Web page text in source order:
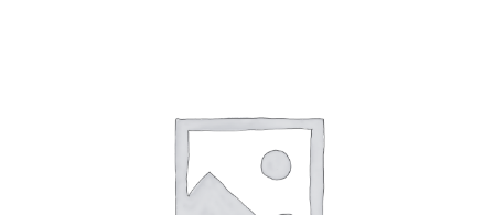
CALIBRADOR BLANCO BLINK